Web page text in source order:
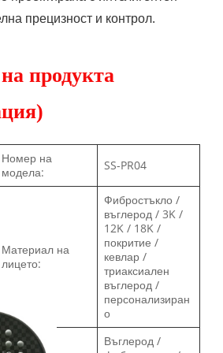
прецизност и контрол.
продукта
Номер на
модела:
SS-PR04
Материал на
лицето:
Фибростъкло /
въглерод / 3K /
12K / 18K /
покритие /
кевлар /
триаксиален
въглерод /
персонализиран
о
Въглерод /